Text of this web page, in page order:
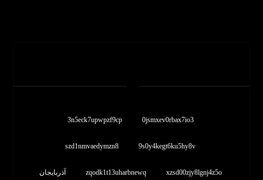
0jsmxev0rbax7io3
3n5eck7upwpzf9cp
9s0y4kegt6ku5hy8v
szd1nmvaedymzn8
xzsd00zjy8lgnj4z5o
zqodk1t13uharbnewq آذربایجان